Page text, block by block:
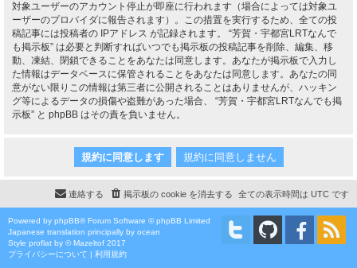
対象ユーザーのアカウント停止が即座に行われます（場合によっては対象ユ
ーザーのプロバイダに報告されます）。この措置を実行するため、全ての投
稿記事には投稿者の IPアドレス が記録されます。 “芳賀・宇都宮LRTなんで
も掲示板” は必要と判断すればいつでも掲示板の投稿記事を削除、編集、移
動、凍結、閉鎖できることをあなたは同意します。あなたが掲示板で入力し
た情報はデータベースに保管されることをあなたは同意します。あなたの同
意がない限りこの情報は第三者に公開されることはありませんが、ハッキン
グ等によるデータの損傷や盗難があった場合、 “芳賀・宇都宮LRTなんでも掲
示板” と phpBB はその責を負いません。
全ての表示時間は UTC です
掲示板の cookie を消去する
連絡する
Powered by phpBB® Forum Software © phpBB Limited
Japanese translation principally by ocean
Style proflat by ©Mazeltof 2017
プライバシーについて | 利用規約